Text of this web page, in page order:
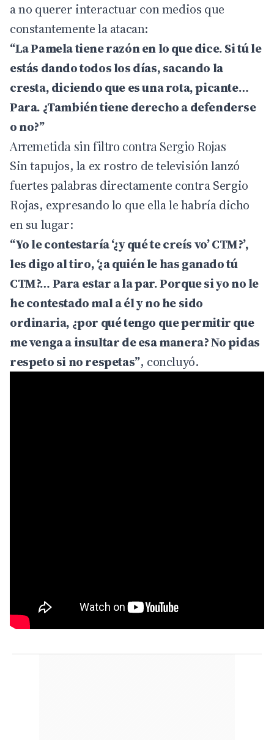
a no querer interactuar con medios que
constantemente la atacan:
“La Pamela tiene razón en lo que dice. Si tú le
estás dando todos los días, sacando la
cresta, diciendo que es una rota, picante…
Para. ¿También tiene derecho a defenderse
o no?”
Arremetida sin filtro contra Sergio Rojas
Sin tapujos, la ex rostro de televisión lanzó
fuertes palabras directamente contra Sergio
Rojas, expresando lo que ella le habría dicho
en su lugar:
“Yo le contestaría ‘¿y qué te creís vo’ CTM?’,
les digo al tiro, ‘¿a quién le has ganado tú
CTM?… Para estar a la par. Porque si yo no le
he contestado mal a él y no he sido
ordinaria, ¿por qué tengo que permitir que
me venga a insultar de esa manera? No pidas
respeto si no respetas”, concluyó.